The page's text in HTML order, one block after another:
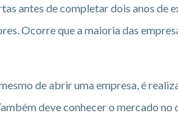
antes de completar dois anos
Ocorre que a maioria das
de abrir uma empresa, é
deve conhecer o mercado